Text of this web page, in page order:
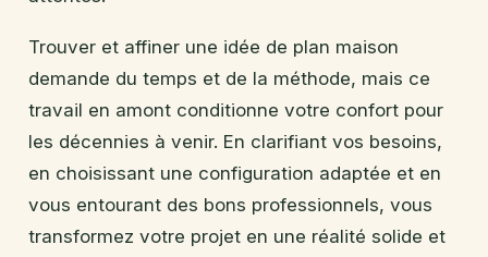
Trouver et affiner une idée de plan maison
demande du temps et de la méthode, mais ce
travail en amont conditionne votre confort pour
les décennies à venir. En clarifiant vos besoins,
en choisissant une configuration adaptée et en
vous entourant des bons professionnels, vous
transformez votre projet en une réalité solide et